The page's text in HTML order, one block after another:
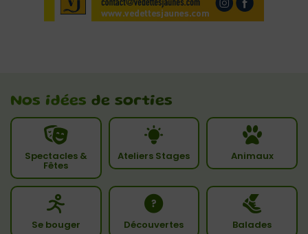
Nos idées de sorties
Spectacles &
Fêtes
Ateliers Stages Animaux
Se bouger Découvertes Balades